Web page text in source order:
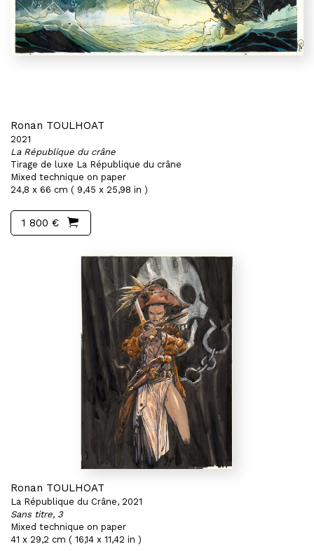
Ronan TOULHOAT
2021
La République du crâne
Tirage de luxe La République du crâne
Mixed technique on paper
24,8 x 66 cm ( 9,45 x 25,98 in )
1 800 €
Ronan TOULHOAT
La République du Crâne, 2021
Sans titre, 3
Mixed technique on paper
41 x 29,2 cm ( 16,14 x 11,42 in )